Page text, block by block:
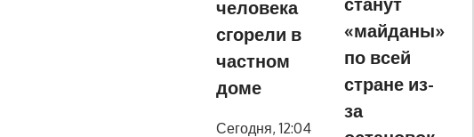
человека
сгорели в
частном
доме
Сегодня, 12:04
«майданы»
по всей
стране из-
за